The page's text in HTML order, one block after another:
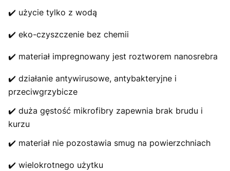
✔️ użycie tylko z wodą
✔️ eko-czyszczenie bez chemii
✔️ materiał impregnowany jest roztworem nanosrebra
✔️ działanie antywirusowe, antybakteryjne i
przeciwgrzybicze
✔️ duża gęstość mikrofibry zapewnia brak brudu i
kurzu
✔️ materiał nie pozostawia smug na powierzchniach
✔️ wielokrotnego użytku